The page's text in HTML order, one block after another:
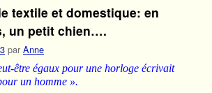
textile et domestique: en
un petit chien….
par Anne
être égaux pour une horloge écrivait
un homme ».